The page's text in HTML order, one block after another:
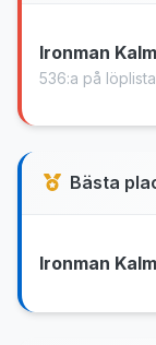
Ironman
536:a på
Bästa
Ironman